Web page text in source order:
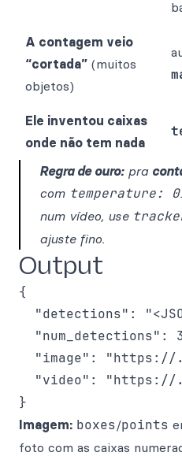
A contagem veio
“cortada” (muitos
objetos)
Ele inventou caixas
onde não tem nada
Regra de ouro:pra
com temperature: 0
num vídeo, use
ajuste fino.
Output
{
"detections":
"num_detections":
"image":
"video":
Imagem: boxes/points
foto com as caixas